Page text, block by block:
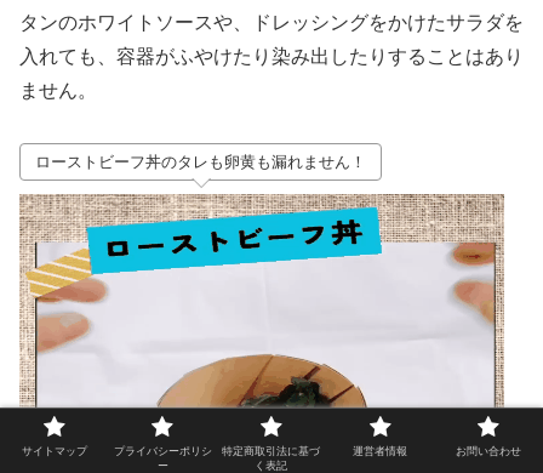
タンのホワイトソースや、ドレッシングをかけたサラダを
入れても、容器がふやけたり染み出したりすることはあり
ません。
ローストビーフ丼のタレも卵黄も漏れません！
サイトマップ
プライバシーポリシ
ー
特定商取引法に基づ
く表記
運営者情報 お問い合わせ